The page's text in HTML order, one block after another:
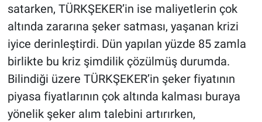
satarken, TÜRKŞEKER’in ise maliyetlerin çok
altında zararına şeker satması, yaşanan krizi
iyice derinleştirdi. Dün yapılan yüzde 85 zamla
birlikte bu kriz şimdilik çözülmüş durumda.
Bilindiği üzere TÜRKŞEKER’in şeker fiyatının
piyasa fiyatlarının çok altında kalması buraya
yönelik şeker alım talebini artırırken,